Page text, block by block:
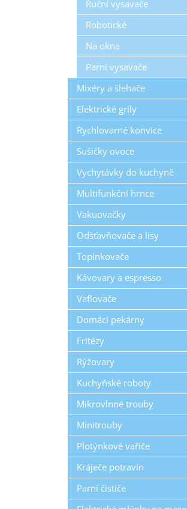
Ruční vysavače
Robotické
Na okna
Parní vysavače
Mixéry a šlehače
Elektrické grily
Rychlovarné konvice
Sušičky ovoce
Vychytávky do kuchyně
Multifunkční hrnce
Vakuovačky
Odšťavňovače a lisy
Topinkovače
Kávovary a espresso
Vaflovače
Domácí pekárny
Fritézy
Rýžovary
Kuchyňské roboty
Mikrovlnné trouby
Minitrouby
Plotýnkové vařiče
Kráječe potravin
Parní čističe